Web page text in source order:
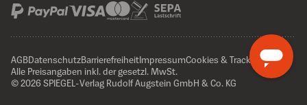
AGBDatenschutzBarrierefreiheitImpressumCookies & Tracking
Alle Preisangaben inkl. der gesetzl. MwSt.
© 2026 SPIEGEL-Verlag Rudolf Augstein GmbH & Co. KG